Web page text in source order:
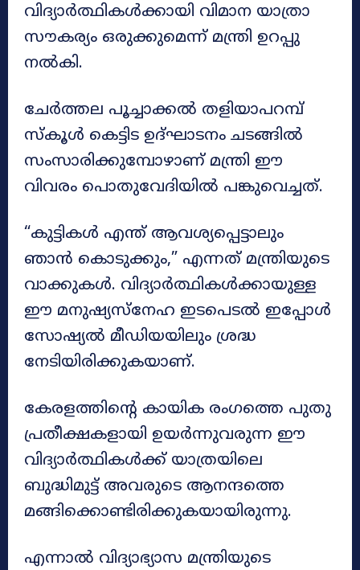
വിദ്യാർത്ഥികൾക്കായി വിമാന യാത്രാ
സൗകര്യം ഒരുക്കുമെന്ന് മന്ത്രി ഉറപ്പു
നൽകി.
ചേർത്തല പൂച്ചാക്കൽ തളിയാപറമ്പ്
സ്കൂൾ കെട്ടിട ഉദ്ഘാടനം ചടങ്ങിൽ
സംസാരിക്കുമ്പോഴാണ് മന്ത്രി ഈ
വിവരം പൊതുവേദിയിൽ പങ്കുവെച്ചത്.
“കുട്ടികൾ എന്ത് ആവശ്യപ്പെട്ടാലും
ഞാൻ കൊടുക്കും,” എന്നത് മന്ത്രിയുടെ
വാക്കുകൾ. വിദ്യാർത്ഥികൾക്കായുള്ള
ഈ മനുഷ്യസ്‌നേഹ ഇടപെടൽ ഇപ്പോൾ
സോഷ്യൽ മീഡിയയിലും ശ്രദ്ധ
നേടിയിരിക്കുകയാണ്.
കേരളത്തിന്റെ കായിക രംഗത്തെ പുതു
പ്രതീക്ഷകളായി ഉയർന്നുവരുന്ന ഈ
വിദ്യാർത്ഥികൾക്ക് യാത്രയിലെ
ബുദ്ധിമുട്ട് അവരുടെ ആനന്ദത്തെ
മങ്ങിക്കൊണ്ടിരിക്കുകയായിരുന്നു.
എന്നാൽ വിദ്യാഭ്യാസ മന്ത്രിയുടെ